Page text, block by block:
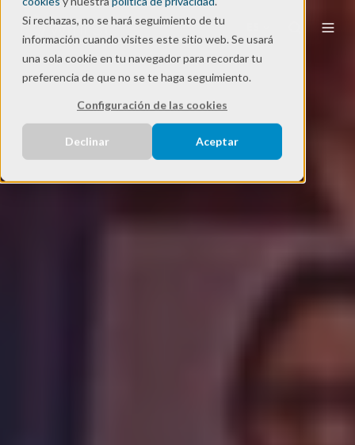
Si rechazas, no se hará seguimiento de tu
información cuando visites este sitio web. Se usará
una sola cookie en tu navegador para recordar tu
preferencia de que no se te haga seguimiento.
Configuración de las cookies
Declinar Aceptar